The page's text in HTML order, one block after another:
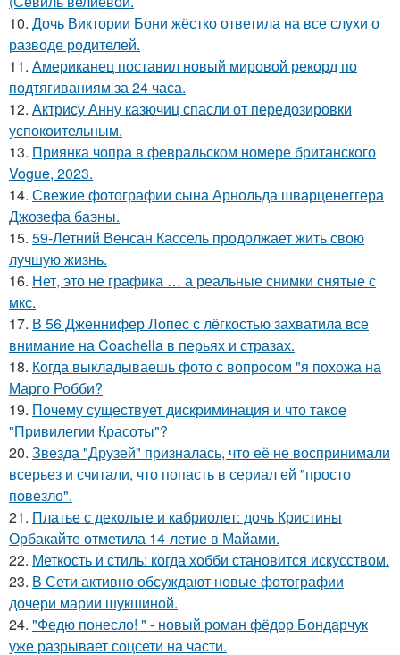
10. Дочь Виктории Бони жёстко ответила на все слухи о
разводе родителей.
11. Американец поставил новый мировой рекорд по
подтягиваниям за 24 часа.
12. Актрису Анну казючиц спасли от передозировки
успокоительным.
13. Приянка чопра в февральском номере британского
Vogue, 2023.
14. Свежие фотографии сына Арнольда шварценеггера
Джозефа баэны.
15. 59-Летний Венсан Кассель продолжает жить свою
лучшую жизнь.
16. Нет, это не графика … а реальные снимки снятые с
мкс.
17. В 56 Дженнифер Лопес с лёгкостью захватила все
внимание на Coachella в перьях и стразах.
18. Когда выкладываешь фото с вопросом "я похожа на
Марго Робби?
19. Почему существует дискриминация и что такое
"Привилегии Красоты"?
20. Звезда "Друзей" призналась, что её не воспринимали
всерьез и считали, что попасть в сериал ей "просто
повезло".
21. Платье с декольте и кабриолет: дочь Кристины
Орбакайте отметила 14-летие в Майами.
22. Меткость и стиль: когда хобби становится искусством.
23. В Сети активно обсуждают новые фотографии
дочери марии шукшиной.
24. "Федю понесло! " - новый роман фёдор Бондарчук
уже разрывает соцсети на части.